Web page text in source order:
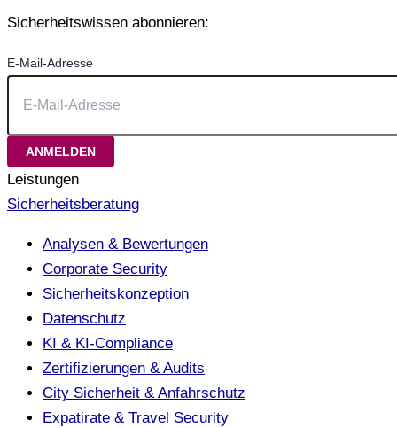
Sicherheitswissen abonnieren:
E-Mail-Adresse
Leistungen
Sicherheitsberatung
Analysen & Bewertungen
Corporate Security
Sicherheitskonzeption
Datenschutz
KI & KI-Compliance
Zertifizierungen & Audits
City Sicherheit & Anfahrschutz
Expatirate & Travel Security